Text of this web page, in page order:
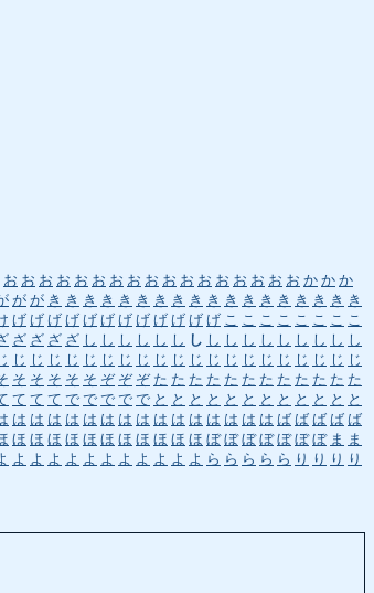
お お お お お お お お お お お お お お お お お か か か
が が き き き き き き き き き き き き き き き き き き
げ げ げ げ げ げ げ げ げ げ げ げ こ こ こ こ こ こ こ こ
ざ ざ ざ ざ し し し し し し し し し し し し し し し し
じ じ じ じ じ じ じ じ じ じ じ じ じ じ じ じ じ じ じ じ
そ そ そ そ そ ぞ ぞ ぞ た た た た た た た た た た た た
て て て で で で で で と と と と と と と と と と と と
は は は は は は は は は は は は は は は ば ば ば ば ば
ほ ほ ほ ほ ほ ほ ほ ほ ほ ほ ほ ぼ ぼ ぼ ぼ ぼ ぼ ぼ ま ま
よ よ よ よ よ よ よ よ よ よ よ ら ら ら ら ら り り り り